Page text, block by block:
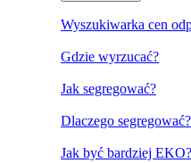
Wyszukiwarka cen
Gdzie wyrzucać?
Jak segregować?
Dlaczego segregować?
Jak być bardziej EKO?